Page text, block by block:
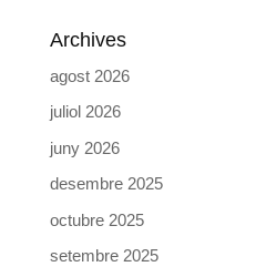
Archives
agost 2026
juliol 2026
juny 2026
desembre 2025
octubre 2025
setembre 2025